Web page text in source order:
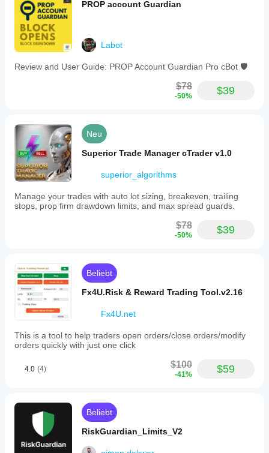
PROP account Guardian
Labot
Review and User Guide: PROP Account Guardian Pro cBot 🛡️
$78
-50% $39
Neu
Superior Trade Manager cTrader v1.0
superior_algorithms
Manage your trades with auto lot sizing, breakeven, trailing
stops, prop firm drawdown limits, and max spread guards.
$78
-50% $39
Beliebt
Fx4U.Risk & Reward Trading Tool.v2.16
Fx4U.net
This is a tool to help traders open orders/close orders/modify
orders quickly with just one click
4.0 (4) $100
-41% $59
Beliebt
RiskGuardian_Limits_V2